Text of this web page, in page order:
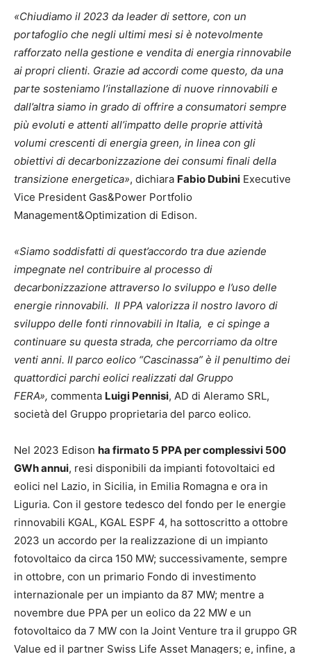
«Chiudiamo il 2023 da leader di settore, con un
portafoglio che negli ultimi mesi si è notevolmente
rafforzato nella gestione e vendita di energia rinnovabile
ai propri clienti. Grazie ad accordi come questo, da una
parte sosteniamo l’installazione di nuove rinnovabili e
dall’altra siamo in grado di offrire a consumatori sempre
più evoluti e attenti all’impatto delle proprie attività
volumi crescenti di energia green, in linea con gli
obiettivi di decarbonizzazione dei consumi finali della
transizione energetica», dichiara Fabio Dubini Executive
Vice President Gas&Power Portfolio
Management&Optimization di Edison.
«Siamo soddisfatti di quest’accordo tra due aziende
impegnate nel contribuire al processo di
decarbonizzazione attraverso lo sviluppo e l’uso delle
energie rinnovabili. Il PPA valorizza il nostro lavoro di
sviluppo delle fonti rinnovabili in Italia, e ci spinge a
continuare su questa strada, che percorriamo da oltre
venti anni. Il parco eolico “Cascinassa” è il penultimo dei
quattordici parchi eolici realizzati dal Gruppo
FERA», commenta Luigi Pennisi, AD di Aleramo SRL,
società del Gruppo proprietaria del parco eolico.
Nel 2023 Edison ha firmato 5 PPA per complessivi 500
GWh annui, resi disponibili da impianti fotovoltaici ed
eolici nel Lazio, in Sicilia, in Emilia Romagna e ora in
Liguria. Con il gestore tedesco del fondo per le energie
rinnovabili KGAL, KGAL ESPF 4, ha sottoscritto a ottobre
2023 un accordo per la realizzazione di un impianto
fotovoltaico da circa 150 MW; successivamente, sempre
in ottobre, con un primario Fondo di investimento
internazionale per un impianto da 87 MW; mentre a
novembre due PPA per un eolico da 22 MW e un
fotovoltaico da 7 MW con la Joint Venture tra il gruppo GR
Value ed il partner Swiss Life Asset Managers; e, infine, a